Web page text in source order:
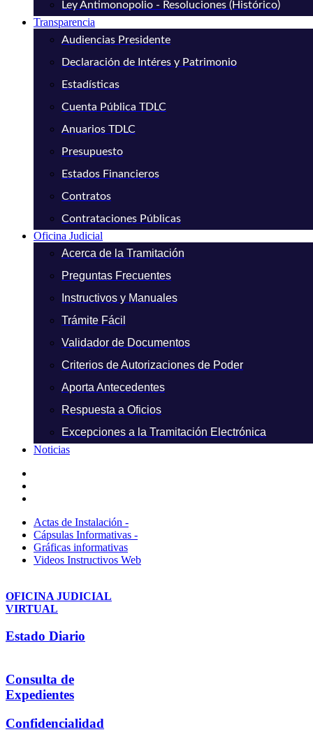
Ley Antimonopolio - Resoluciones (Histórico)
Transparencia
Audiencias Presidente
Declaración de Intéres y Patrimonio
Estadísticas
Cuenta Pública TDLC
Anuarios TDLC
Presupuesto
Estados Financieros
Contratos
Contrataciones Públicas
Oficina Judicial
Acerca de la Tramitación
Preguntas Frecuentes
Instructivos y Manuales
Trámite Fácil
Validador de Documentos
Criterios de Autorizaciones de Poder
Aporta Antecedentes
Respuesta a Oficios
Excepciones a la Tramitación Electrónica
Noticias
Actas de Instalación -
Cápsulas Informativas -
Gráficas informativas
Videos Instructivos Web
OFICINA JUDICIAL
VIRTUAL
Estado Diario
Consulta de
Expedientes
Confidencialidad